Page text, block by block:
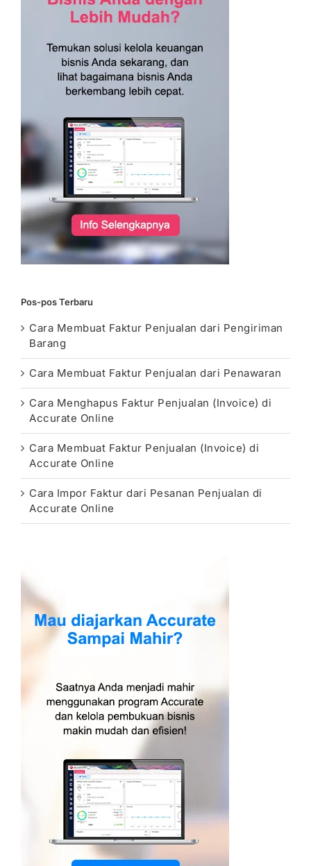
Pos-pos Terbaru
Cara Membuat Faktur Penjualan dari Pengiriman
Barang
Cara Membuat Faktur Penjualan dari Penawaran
Cara Menghapus Faktur Penjualan (Invoice) di
Accurate Online
Cara Membuat Faktur Penjualan (Invoice) di
Accurate Online
Cara Impor Faktur dari Pesanan Penjualan di
Accurate Online